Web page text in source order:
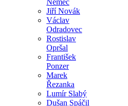
Jiří Novák
Václav
Odradovec
Rostislav
Opršal
František
Ponzer
Marek
Řezanka
Lumír Slabý
Dušan Spáčil